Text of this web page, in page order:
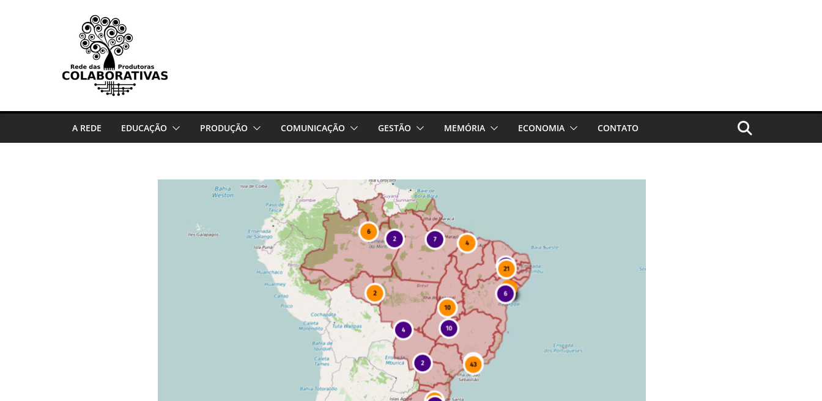
A REDE EDUCAÇÃO PRODUÇÃO COMUNICAÇÃO GESTÃO MEMÓRIA ECONOMIA CONTATO